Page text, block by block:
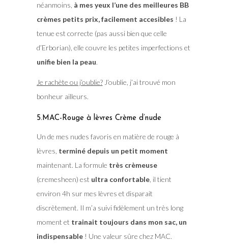
néanmoins, à mes yeux l’une des meilleures BB
crèmes petits prix, facilement accesibles ! La
tenue est correcte (pas aussi bien que celle
d’Erborian), elle couvre les petites imperfections et
unifie bien la peau.
Je rachète ou j’oublie?J’oublie, j’ai trouvé mon
bonheur ailleurs.
5.MAC-Rouge à lèvres Crème d’nude
Un de mes nudes favoris en matière de rouge à
lèvres, terminé depuis un petit moment
maintenant. La formule très crèmeuse
(cremesheen) est ultra confortable, il tient
environ 4h sur mes lèvres et disparait
discrètement. Il m’a suivi fidèlement un très long
moment et trainait toujours dans mon sac, un
indispensable! Une valeur sûre chez MAC.